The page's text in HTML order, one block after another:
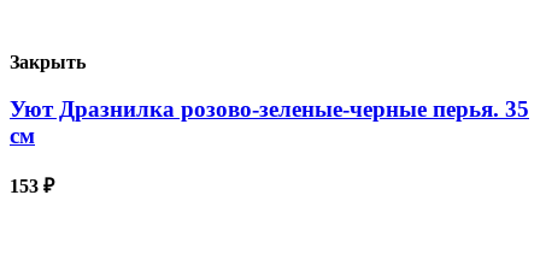
Закрыть
Уют Дразнилка розово-зеленые-черные перья. 35
см
153 ₽